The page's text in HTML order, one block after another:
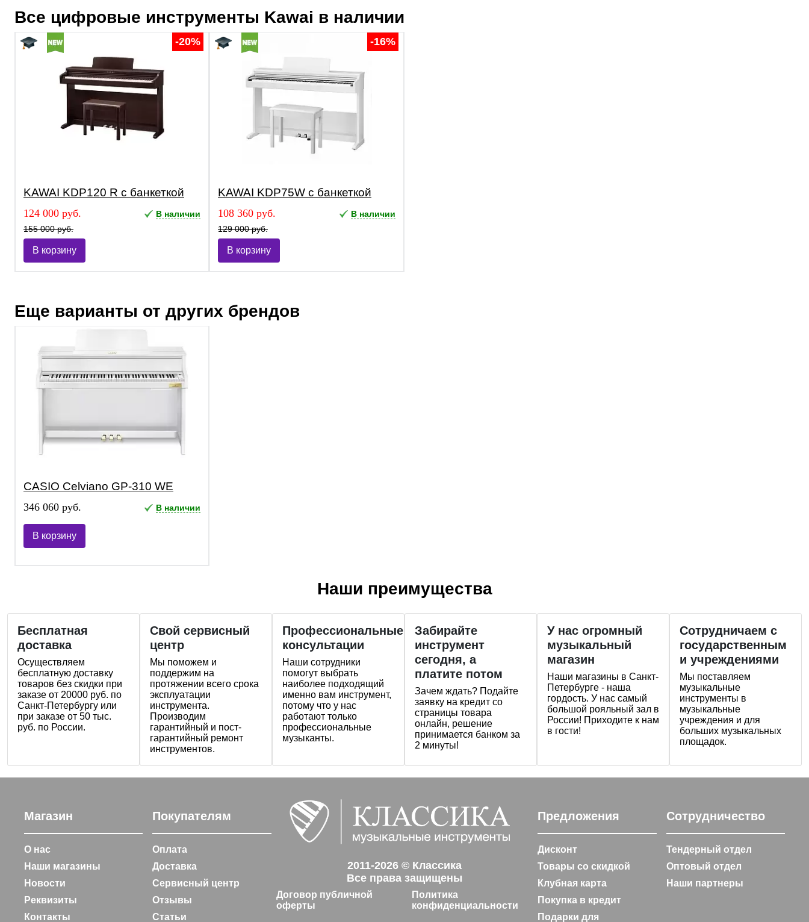
Все цифровые инструменты Kawai в наличии
-20%
KAWAI KDP120 R с банкеткой
124 000 руб.
155 000 руб.
В наличии
В корзину
-16%
KAWAI KDP75W с банкеткой
108 360 руб.
129 000 руб.
В наличии
В корзину
Еще варианты от других брендов
CASIO Celviano GP-310 WE
346 060 руб. В наличии
В корзину
Наши преимущества
Бесплатная
доставка
Осуществляем
бесплатную доставку
товаров без скидки при
заказе от 20000 руб. по
Санкт-Петербургу или
при заказе от 50 тыс.
руб. по России.
Свой сервисный
центр
Мы поможем и
поддержим на
протяжении всего срока
эксплуатации
инструмента.
Производим
гарантийный и пост-
гарантийный ремонт
инструментов.
Профессиональные
консультации
Наши сотрудники
помогут выбрать
наиболее подходящий
именно вам инструмент,
потому что у нас
работают только
профессиональные
музыканты.
Забирайте
инструмент
сегодня, а
платите потом
Зачем ждать? Подайте
заявку на кредит со
страницы товара
онлайн, решение
принимается банком за
2 минуты!
У нас огромный
музыкальный
магазин
Наши магазины в Санкт-
Петербурге - наша
гордость. У нас самый
большой рояльный зал в
России! Приходите к нам
в гости!
Сотрудничаем с
государственным
и учреждениями
Мы поставляем
музыкальные
инструменты в
музыкальные
учреждения и для
больших музыкальных
площадок.
Магазин
О нас
Наши магазины
Новости
Реквизиты
Контакты
Покупателям
Оплата
Доставка
Сервисный центр
Отзывы
Статьи
2011-2026 © Классика
Все права защищены
Договор публичной
оферты
Политика
конфиденциальности
Предложения
Дисконт
Товары со скидкой
Клубная карта
Покупка в кредит
Подарки для
Сотрудничество
Тендерный отдел
Оптовый отдел
Наши партнеры